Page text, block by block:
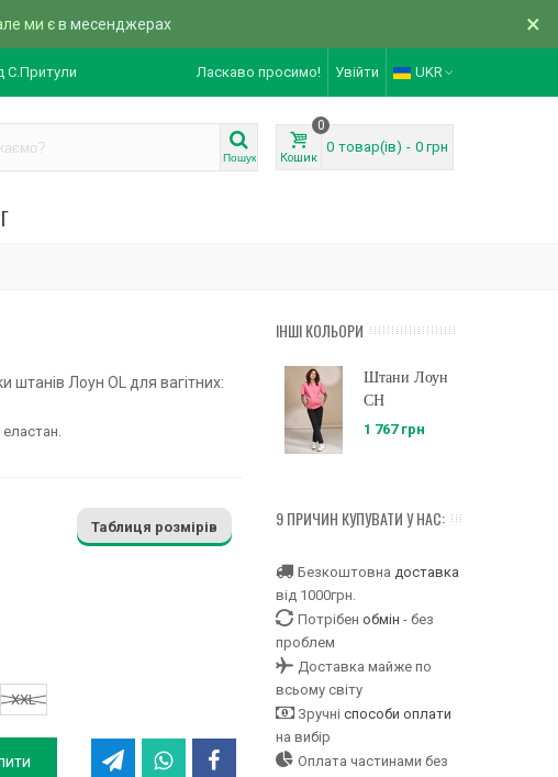
ми єв месенджерах ×
С.Притули Ласкаво просимо! Увійти UKR
Пошук Кошик
0
0 товар(ів) - 0 грн
штанів Лоун OL для вагітних:
еластан.
Таблиця розмірів
XXL
ІНШІ КОЛЬОРИ
Штани Лоун
CH
1 767 грн
9 ПРИЧИН КУПУВАТИ У НАС:
Безкоштовна доставка
від 1000грн.
Потрібен обмін - без
проблем
Доставка майже по
всьому світу
Зручні способи оплати
на вибір
Оплата частинами без